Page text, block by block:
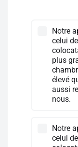
Notre
celui
plus
élevé
aussi
nous.
Notre
celui